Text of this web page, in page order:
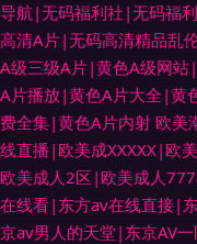
导航|无码福利社|无码福
高清A片|无码高清精品乱
A级三级A片|黄色A级网
A片播放|黄色A片大全|黄
费全集|黄色A片内射 欧美
线直播|欧美成XXXXX|欧
欧美成人2区|欧美成人
在线看|东方av在线直接|
京av男人的天堂|东京AV